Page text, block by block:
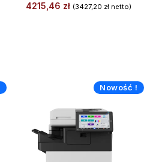
4215,46 zł (3427,20 złnetto)
Nowość !